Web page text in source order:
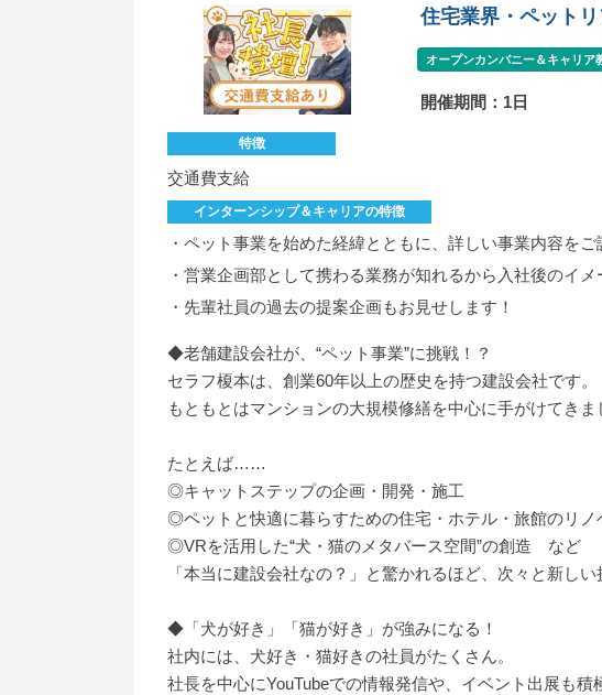
住宅業界・ペット
オープンカンパニー＆キャリア
開催期間：1日
特徴
交通費支給
インターンシップ＆キャリアの特徴
・ペット事業を始めた経緯とともに、詳しい事業内容をご
・営業企画部として携わる業務が知れるから入社後のイメ
・先輩社員の過去の提案企画もお見せします！
◆老舗建設会社が、“ペット事業”に挑戦！？
セラフ榎本は、創業60年以上の歴史を持つ建設会社です。
もともとはマンションの大規模修繕を中心に手がけてき
たとえば……
◎キャットステップの企画・開発・施工
◎ペットと快適に暮らすための住宅・ホテル・旅館のリノ
◎VRを活用した“犬・猫のメタバース空間”の創造 など
「本当に建設会社なの？」と驚かれるほど、次々と新しい
◆「犬が好き」「猫が好き」が強みになる！
社内には、犬好き・猫好きの社員がたくさん。
社長を中心にYouTubeでの情報発信や、イベント出展も積